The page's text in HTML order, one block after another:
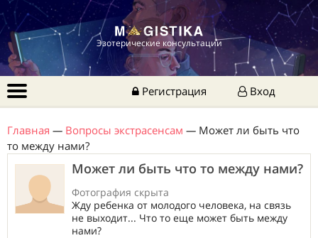
Эзотерические консультации
Регистрация Вход
Главная — Вопросы экстрасенсам — Может ли быть что
то между нами?
Может ли быть что то между нами?
Фотография скрыта
Жду ребенка от молодого человека, на связь
не выходит... Что то еще может быть между
нами?